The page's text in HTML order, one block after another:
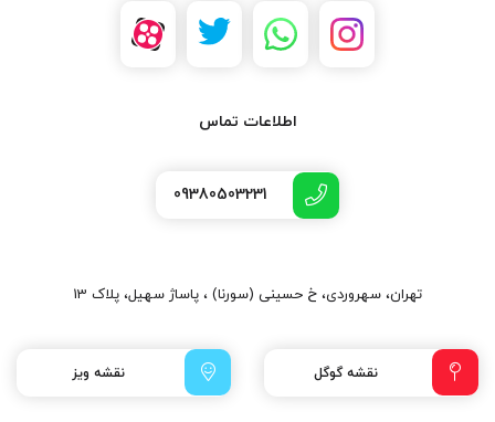
اطلاعات تماس
09380503231
تهران، سهروردی، خ حسینی (سورنا) ، پاساژ سهیل، پلاک 13
نقشه گوگل نقشه ویز